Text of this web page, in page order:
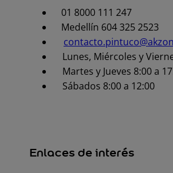
01 8000 111 247
Medellín 604 325 2523
Lunes, Miércoles y
Martes y Jueves 8:00 a
Sábados 8:00 a 12:00
Enlaces de interés